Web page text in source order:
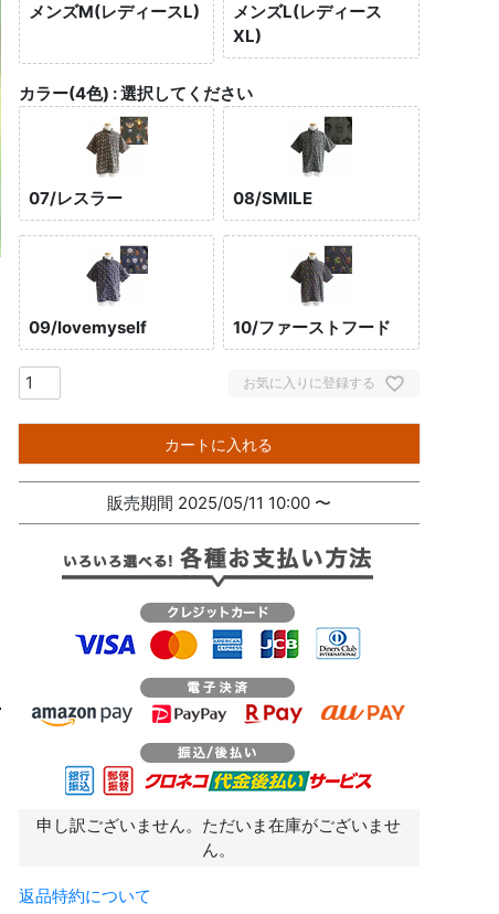
メンズM(レディースL)
メンズL(レディース
XL)
カラー(4色) 選択してください
07/レスラー 08/SMILE
09/lovemyself 10/ファーストフード
お気に入りに登録する
カートに入れる
販売期間 2025/05/11 10:00 〜
申し訳ございません。ただいま在庫がございませ
ん。
返品特約について